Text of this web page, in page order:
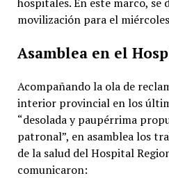
movilización para el
Asamblea en el
Acompañando la ola de
interior provincial en los
“desolada y paupérrima
patronal”, en asamblea los
de la salud del Hospital
comunicaron: